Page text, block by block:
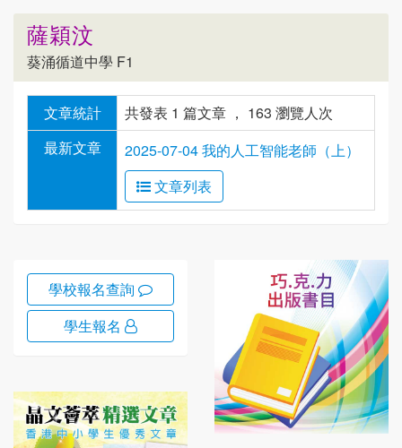
薩穎汶
葵涌循道中學 F1
文章統計
共發表 1 篇文章 ， 163 瀏覽人次
最新文章
2025-07-04 我的人工智能老師（上）
文章列表
學校報名查詢
學生報名